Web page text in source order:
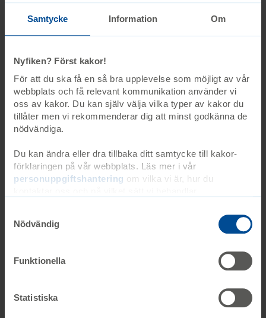
Samtycke Information Om
Nyfiken? Först kakor!
För att du ska få en så bra upplevelse som möjligt av vår
webbplats och få relevant kommunikation använder vi
oss av kakor. Du kan själv välja vilka typer av kakor du
tillåter men vi rekommenderar dig att minst godkänna de
nödvändiga.
Du kan ändra eller dra tillbaka ditt samtycke till kakor-
förklaringen på vår webbplats. Läs mer i vår
personuppgiftshantering om vilka vi är, hur du
när du kontaktade oss gällande ditt samtycke. Du kan
även själv ändra ditt samtycke direkt genom att klicka på
Nödvändig
Funktionella
Statistiska
Informationstexter